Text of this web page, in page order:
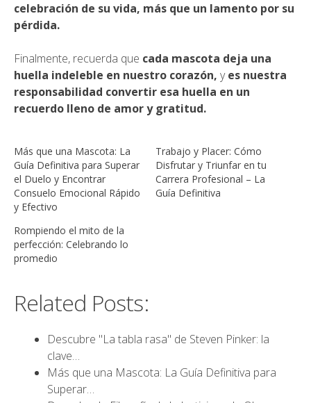
celebración de su vida, más que un lamento por su
pérdida.
Finalmente, recuerda que cada mascota deja una
huella indeleble en nuestro corazón, yes nuestra
responsabilidad convertir esa huella en un
recuerdo lleno de amor y gratitud.
Más que una Mascota: La
Guía Definitiva para Superar
el Duelo y Encontrar
Consuelo Emocional Rápido
y Efectivo
Trabajo y Placer: Cómo
Disfrutar y Triunfar en tu
Carrera Profesional – La
Guía Definitiva
Rompiendo el mito de la
perfección: Celebrando lo
promedio
Related Posts:
Descubre "La tabla rasa" de Steven Pinker: la
clave…
Más que una Mascota: La Guía Definitiva para
Superar…